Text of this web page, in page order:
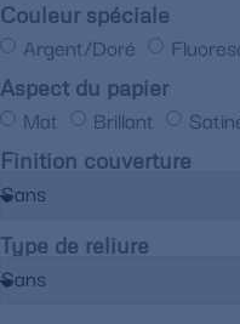
Couleur spéciale
Argent/Doré
Aspect du papier
Mat Brillant
Finition couverture
Type de reliure